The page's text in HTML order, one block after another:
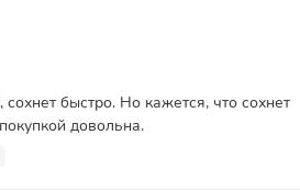
быстро. Но кажется, что сохнет
довольна.